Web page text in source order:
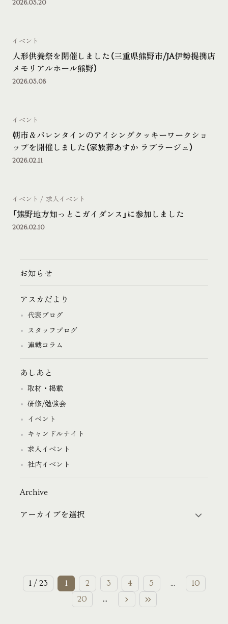
2026.03.20
人形供養祭を開催しました（三重県熊野市/JA伊勢提携店
メモリアルホール熊野）
イベント
2026.03.08
朝市＆バレンタインのアイシングクッキーワークショ
ップを開催しました（家族葬あすか ラプラージュ）
イベント
2026.02.11
「熊野地方知っとこガイダンス」に参加しました
イベント 求人イベント
2026.02.10
お知らせ
アスカだより
代表ブログ
スタッフブログ
連載コラム
あしあと
取材・掲載
研修/勉強会
イベント
キャンドルナイト
求人イベント
社内イベント
Archive
1 / 23 1 2 3 4 5 ...
10
20
...